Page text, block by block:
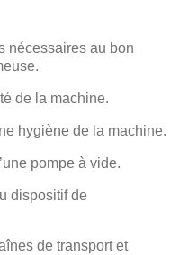
nécessaires au bon
de la machine.
hygiène de la machine.
pompe à vide.
dispositif de
de transport et